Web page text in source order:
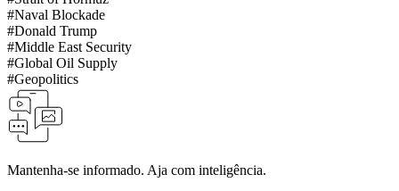
#Naval Blockade
#Donald Trump
#Middle East Security
#Global Oil Supply
#Geopolitics
Mantenha-se informado. Aja com inteligência.